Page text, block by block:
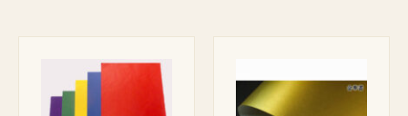
格
帯:
¥ 980